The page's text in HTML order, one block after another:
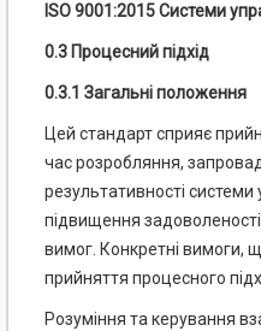
ISO 9001:2015 Системи
0.3 Процесний підхід
0.3.1 Загальні положення
Цей стандарт сприяє
час розробляння,
результативності системи
підвищення
вимог. Конкретні вимоги,
прийняття процесного
Розуміння та керування